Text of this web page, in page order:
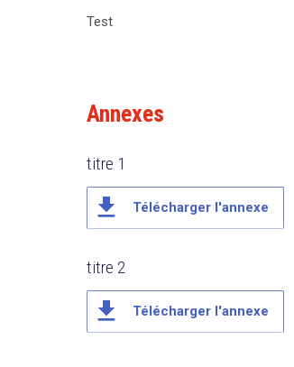
Test
Annexes
titre 1
file_download Télécharger l'annexe
titre 2
file_download Télécharger l'annexe